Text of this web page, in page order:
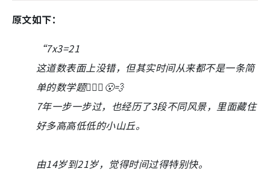
原文如下：
“7x3=21
这道数表面上没错，但其实时间从来都不是一条简
单的数学题🤦🏻‍♀️😮‍💨
7年一步一步过，也经历了3段不同风景，里面藏住
好多高高低低的小山丘。
由14岁到21岁，觉得时间过得特别快。